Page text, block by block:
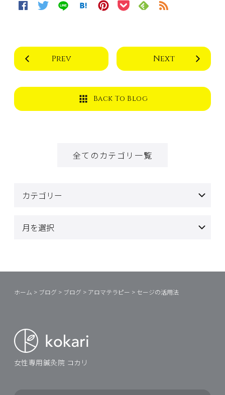
Prev Next
Back To Blog
全てのカテゴリ一覧
ホーム > ブログ > ブログ > アロマテラピー > セージの活用法
女性専用鍼灸院 コカリ